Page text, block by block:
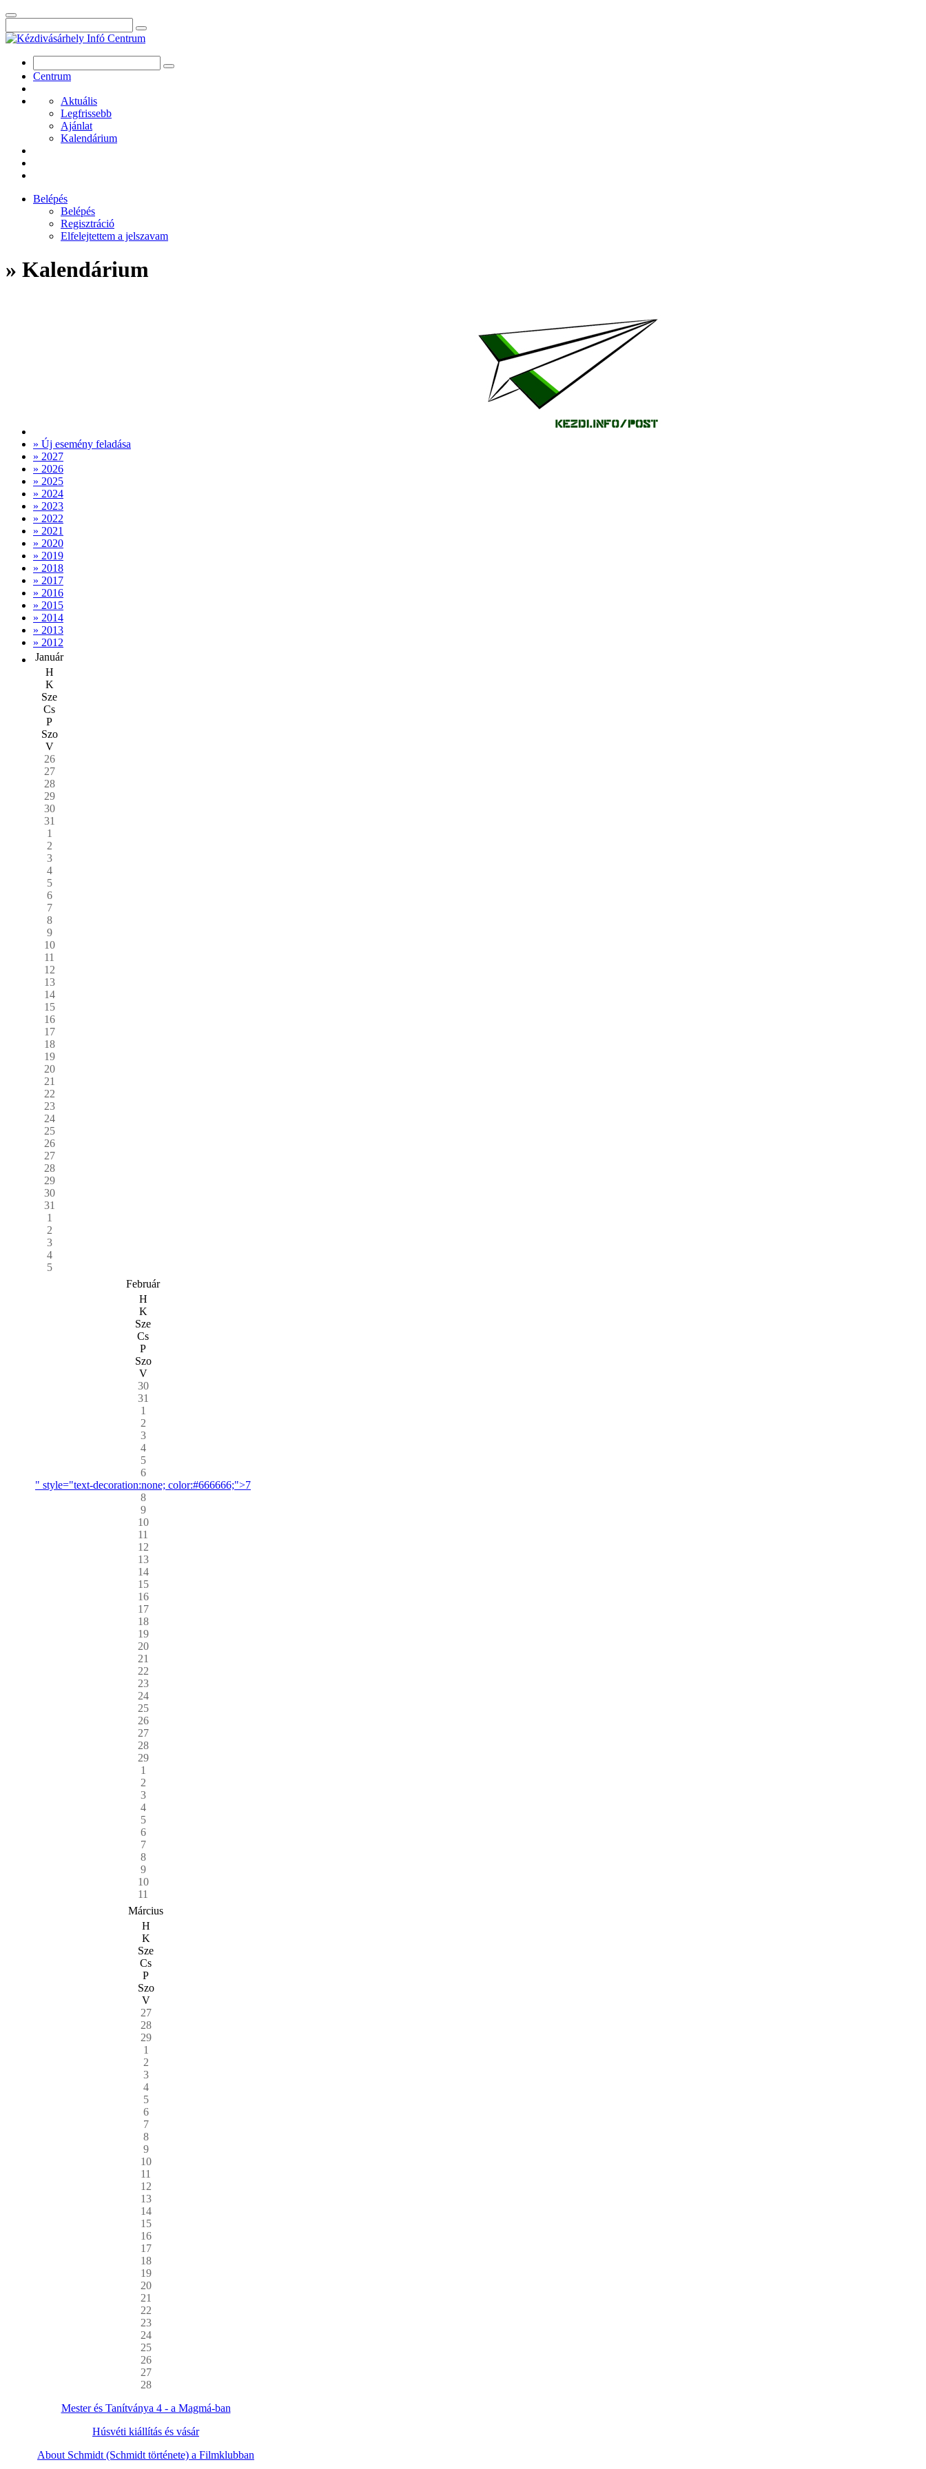
Centrum
Aktuális
Legfrissebb
Ajánlat
Kalendárium
Belépés
Belépés
Regisztráció
Elfelejtettem a jelszavam
» Kalendárium
» Új esemény feladása
» 2027
» 2026
» 2025
» 2024
» 2023
» 2022
» 2021
» 2020
» 2019
» 2018
» 2017
» 2016
» 2015
» 2014
» 2013
» 2012
Január
H
K
Sze
Cs
P
Szo
V
26
27
28
29
30
31
1
2
3
4
5
6
7
8
9
10
11
12
13
14
15
16
17
18
19
20
21
22
23
24
25
26
27
28
29
30
31
1
2
3
4
5
Február
H
K
Sze
Cs
P
Szo
V
30
31
1
2
3
4
5
6
" style="text-decoration:none; color:#666666;">7
8
9
10
11
12
13
14
15
16
17
18
19
20
21
22
23
24
25
26
27
28
29
1
2
3
4
5
6
7
8
9
10
11
Március
H
K
Sze
Cs
P
Szo
V
27
28
29
1
2
3
4
5
6
7
8
9
10
11
12
13
14
15
16
17
18
19
20
21
22
23
24
25
26
27
28
Mester és Tanítványa 4 - a Magmá-ban
Húsvéti kiállítás és vásár
About Schmidt (Schmidt története) a Filmklubban